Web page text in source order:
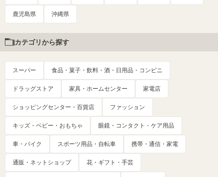
鹿児島県 沖縄県
カテゴリから探す
スーパー 食品・菓子・飲料・酒・日用品・コンビニ
ドラッグストア 家具・ホームセンター 家電店
ショッピングセンター・百貨店 ファッション
キッズ・ベビー・おもちゃ 眼鏡・コンタクト・ケア用品
車・バイク スポーツ用品・自転車 携帯・通信・家電
通販・ネットショップ 花・ギフト・手芸